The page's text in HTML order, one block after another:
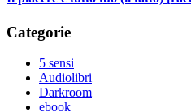
Categorie
5 sensi
Audiolibri
Darkroom
ebook